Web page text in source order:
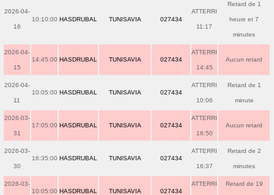
2026-04-
16
10:10:00 HASDRUBAL TUNISAVIA 027434
ATTERRI
11:17
Retard de 1
heure et 7
minutes
2026-04-
15
14:45:00 HASDRUBAL TUNISAVIA 027434
ATTERRI
14:45
Aucun retard
2026-04-
11
10:05:00 HASDRUBAL TUNISAVIA 027434
ATTERRI
10:06
Retard de 1
minute
2026-03-
31
17:05:00 HASDRUBAL TUNISAVIA 027434
ATTERRI
16:50
Aucun retard
2026-03-
30
16:35:00 HASDRUBAL TUNISAVIA 027434
ATTERRI
16:37
Retard de 2
minutes
2026-03-
10:05:00 HASDRUBAL TUNISAVIA 027434
ATTERRI Retard de 19